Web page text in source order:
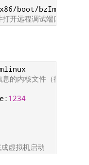
x86/boot/bzImage
开远程调试端口
的内核文件（待调试程
: 1234
虚拟机启动